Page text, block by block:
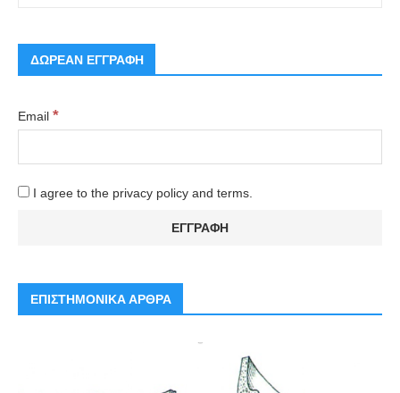
ΔΩΡΕΑΝ ΕΓΓΡΑΦΗ
Email *
I agree to the privacy policy and terms.
ΕΠΙΣΤΗΜΟΝΙΚΑ ΑΡΘΡΑ